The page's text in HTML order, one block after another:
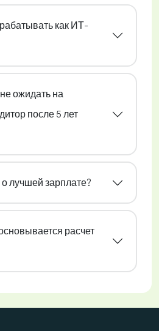
как ИТ-
ожидать на
после 5 лет
лучшей зарплате?
расчет